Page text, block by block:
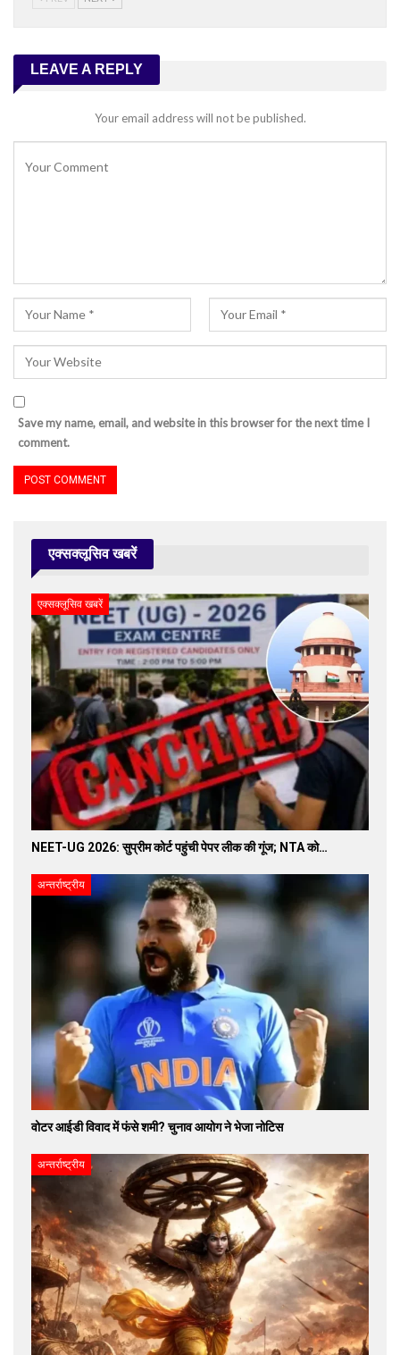
LEAVE A REPLY
Your email address will not be published.
Save my name, email, and website in this browser for the next time I
comment.
एक्सक्लूसिव खबरें
एक्सक्लूसिव खबरें
NEET-UG 2026: सुप्रीम कोर्ट पहुंची पेपर लीक की गूंज; NTA को…
अन्तर्राष्ट्रीय
वोटर आईडी विवाद में फंसे शमी? चुनाव आयोग ने भेजा नोटिस
अन्तर्राष्ट्रीय